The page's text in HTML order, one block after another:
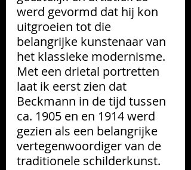
werd gevormd dat hij kon
uitgroeien tot die
belangrijke kunstenaar van
het klassieke modernisme.
Met een drietal portretten
laat ik eerst zien dat
Beckmann in de tijd tussen
ca. 1905 en en 1914 werd
gezien als een belangrijke
vertegenwoordiger van de
traditionele schilderkunst.